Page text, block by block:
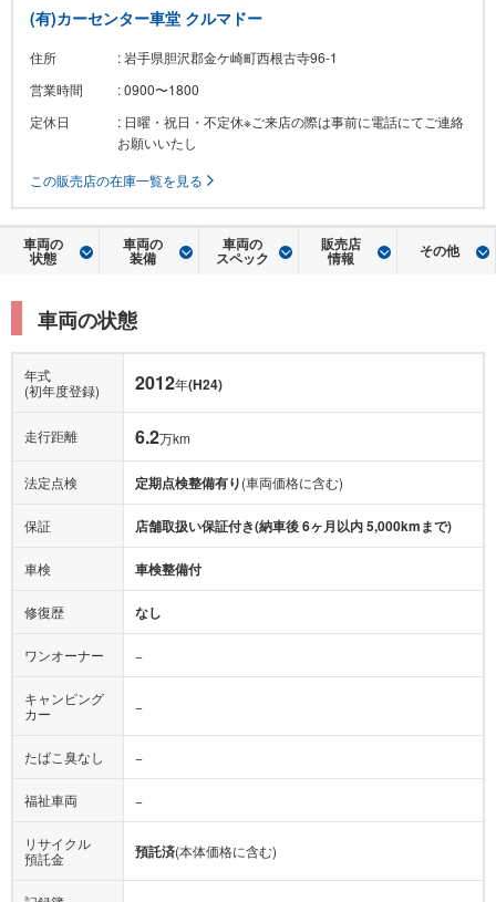
(有)カーセンター車堂 クルマドー
住所
: 岩手県胆沢郡金ケ崎町西根古寺96-1
営業時間
: 0900〜1800
定休日
: 日曜・祝日・不定休※ご来店の際は事前に電話にてご連絡
お願いいたし
この販売店の在庫一覧を見る
車両の
状態
車両の
装備
車両の
スペック
販売店
情報 その他
車両の状態
年式
(初年度登録)
2012年(H24)
走行距離 6.2万km
法定点検 定期点検整備有り(車両価格に含む)
保証 店舗取扱い保証付き(納車後 6ヶ月以内 5,000kmまで)
車検 車検整備付
修復歴 なし
ワンオーナー −
キャンピング
カー
−
たばこ臭なし −
福祉車両 −
リサイクル
預託金
預託済(本体価格に含む)